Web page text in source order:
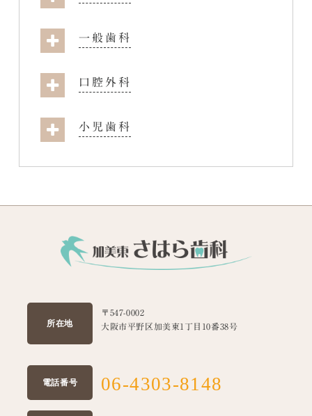
一般歯科
口腔外科
小児歯科
所在地
〒547-0002
大阪市平野区加美東1丁目10番38号
電話番号 06-4303-8148